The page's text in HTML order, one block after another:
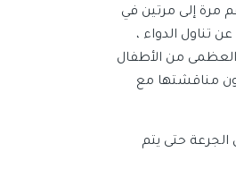
مرة إلى مرتين في
تناول الدواء ،
العظمى من الأطفال
مناقشتها مع
حتى يتم